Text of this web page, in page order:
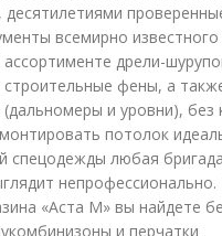
всемирно
ассортименте дрели-
фены, а
и уровни), без
потолок
спецодежды любая бригада
непрофессионально.
«Аста М» вы найдете
и перчатки